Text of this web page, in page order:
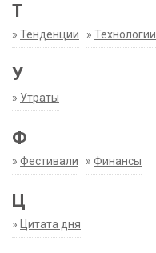
Т
» Тенденции » Технологии
У
» Утраты
Ф
» Фестивали » Финансы
Ц
» Цитата дня